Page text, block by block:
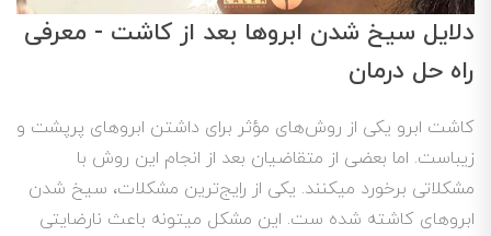
دلایل سیخ شدن ابروها بعد از کاشت - معرفی
راه حل درمان
کاشت ابرو یکی از روش‌های مؤثر برای داشتن ابروهای پرپشت و
زیباست. اما بعضی از متقاضیان بعد از انجام این روش با
مشکلاتی برخورد میکنند. یکی از رایج‌ترین مشکلات، سیخ شدن
ابروهای کاشته شده ست. این مشکل میتونه باعث نارضایتی